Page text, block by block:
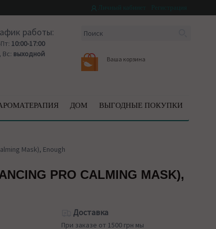
работы:
10:00-17:00
Вс: выходной
Ваша корзина
ДОМ ВЫГОДНЫЕ ПОКУПКИ
Mask), Enough
PRO CALMING MASK),
Доставка
При заказе от 1500 грн мы